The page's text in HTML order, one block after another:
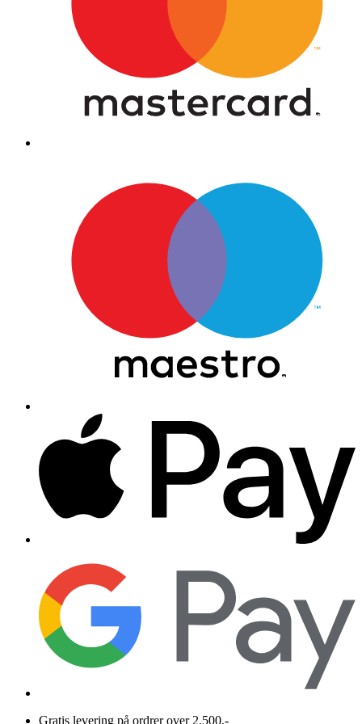
Gratis levering på ordrer over 2.500,-